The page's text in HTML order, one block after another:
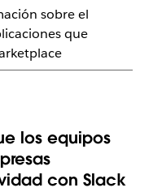
sobre el
que
los equipos
con Slack